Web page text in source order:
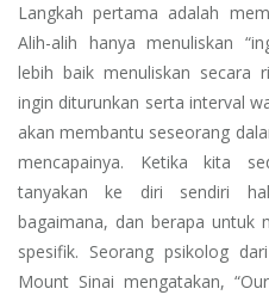
Langkah pertama adalah
Alih-alih hanya menuliskan
lebih baik menuliskan secara
ingin diturunkan serta interval
akan membantu seseorang
mencapainya. Ketika kita
tanyakan ke diri sendiri
bagaimana, dan berapa untuk
spesifik. Seorang psikolog
Mount Sinai mengatakan,